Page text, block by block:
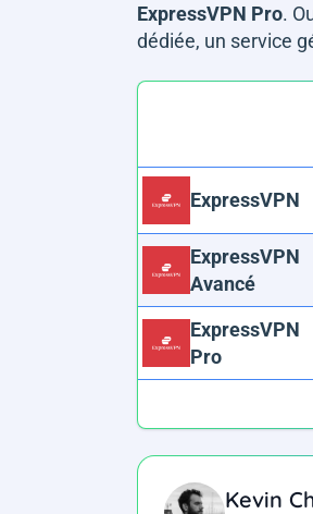
ExpressVPN Pro.
dédiée, un service
ExpressVPN
ExpressVPN
Avancé
ExpressVPN
Pro
Kevin